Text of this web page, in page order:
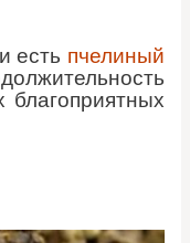
есть пчелиный